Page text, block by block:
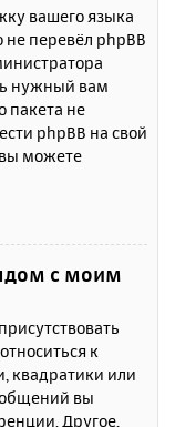
вашего языка
перевёл phpBB
нужный вам
пакета не
phpBB на свой
можете
с моим
к
квадратики или
вы
Другое,